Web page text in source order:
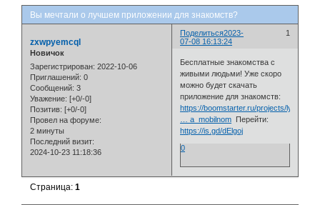
Вы мечтали о лучшем приложении для знакомств?
Поделиться 1
2023-
07-08 16:13:24
zxwpyemcql
Новичок
Зарегистрирован: 2022-10-06
Приглашений: 0
Сообщений: 3
Уважение: [+0/-0]
Позитив: [+0/-0]
Провел на форуме:
2 минуты
Последний визит:
2024-10-23 11:18:36
Бесплатные знакомства с
живыми людьми! Уже скоро
можно будет скачать
приложение для знакомств:
https://boomstarter.ru/projects/lykurgs
… a_mobilnom Перейти:
https://is.gd/dElgoj
0
Страница:1